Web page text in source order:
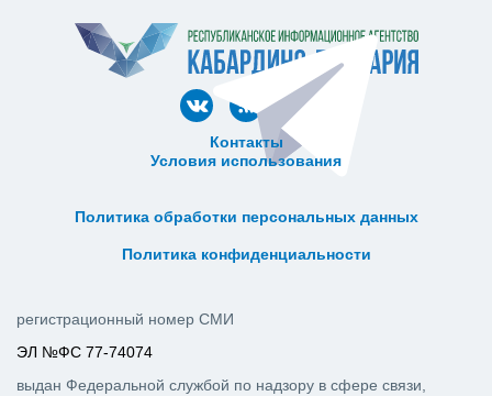
Контакты
Условия использования
Политика обработки персональных данных
Политика конфиденциальности
регистрационный номер СМИ
ЭЛ №ФС 77-74074
выдан Федеральной службой по надзору в сфере связи,